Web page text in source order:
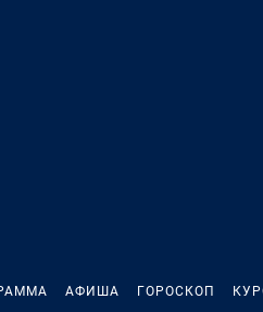
АФИША ГОРОСКОП